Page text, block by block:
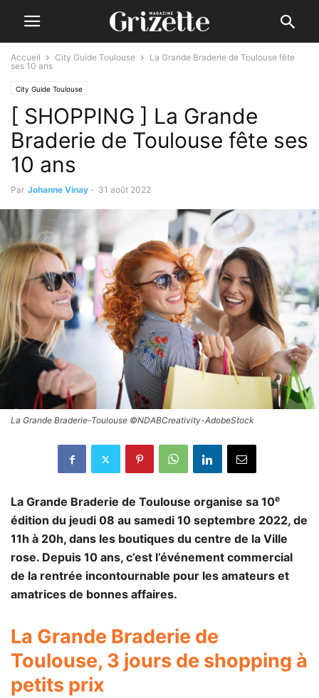
Accueil City Guide Toulouse
La Grande Braderie de Toulouse fête
ses 10 ans
City Guide Toulouse
[ SHOPPING ] La Grande
Braderie de Toulouse fête ses
10 ans
Par Johanne Vinay - 31 août 2022
La Grande Braderie-Toulouse ©NDABCreativity-AdobeStock
La Grande Braderie de Toulouse organise sa 10e
édition du jeudi 08 au samedi 10 septembre 2022, de
11h à 20h, dans les boutiques du centre de la Ville
rose. Depuis 10 ans, c’est l’événement commercial
de la rentrée incontournable pour les amateurs et
amatrices de bonnes affaires.
La Grande Braderie de
Toulouse, 3 jours de shopping à
petits prix